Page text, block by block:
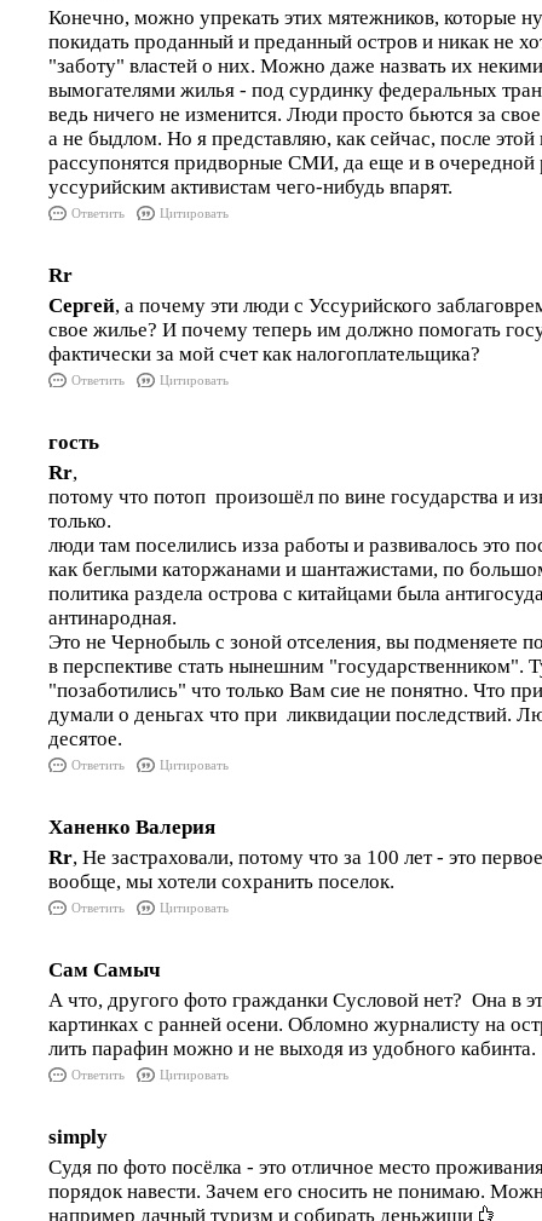
Конечно, можно упрекать этих мятежников, которые
покидать проданный и преданный остров и никак не
"заботу" властей о них. Можно даже назвать их
вымогателями жилья - под сурдинку федеральных
ведь ничего не изменится. Люди просто бьются за
а не быдлом. Но я представляю, как сейчас, после
рассупонятся придворные СМИ, да еще и в очередной
уссурийским активистам чего-нибудь впарят.
Ответить Цитировать
Rr
Сергей, а почему эти люди с Уссурийского
свое жилье? И почему теперь им должно помогать
фактически за мой счет как налогоплательщика?
Ответить Цитировать
гость
Rr,
потому что потоп произошёл по вине государства и
только.
люди там поселились изза работы и развивалось это
как беглыми каторжанами и шантажистами, по
политика раздела острова с китайцами была
антинародная.
Это не Чернобыль с зоной отселения, вы подменяете
в перспективе стать нынешним "государственником".
"позаботились" что только Вам сие не понятно. Что
думали о деньгах что при ликвидации последствий.
десятое.
Ответить Цитировать
Ханенко Валерия
Rr, Не застраховали, потому что за 100 лет - это
вообще, мы хотели сохранить поселок.
Ответить Цитировать
Сам Самыч
А что, другого фото гражданки Сусловой нет? Она в
картинках с ранней осени. Обломно журналисту на
лить парафин можно и не выходя из удобного кабинта.
Ответить Цитировать
simply
Судя по фото посёлка - это отличное место
порядок навести. Зачем его сносить не понимаю.
например дачный туризм и собирать деньжищи